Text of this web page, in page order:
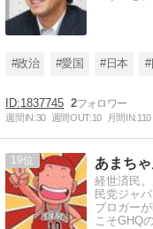
#政治 #愛国 #日本 #
1837745 2
週間IN:30 週間OUT:10 月間IN:110
19 あまち
経世済民
民党ジャ
ブロガー
こそGHQ